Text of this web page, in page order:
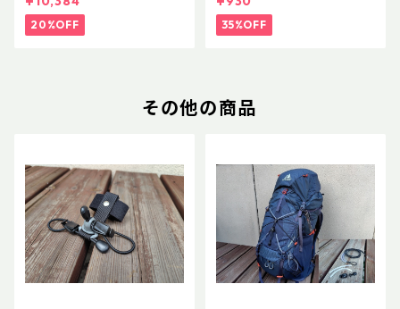
20%OFF 35%OFF
その他の商品